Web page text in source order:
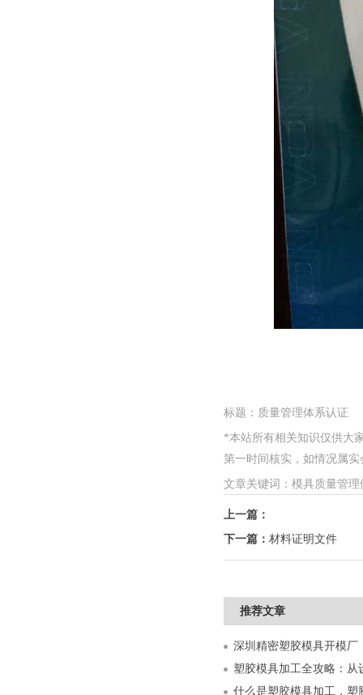
标题：质量管理体系认证
*本站所有相关知识仅供大
第一时间核实，如情况属实
文章关键词：模具质量管
上一篇：
下一篇： 材料证明文件
推荐文章
什么是塑胶模具加工，塑